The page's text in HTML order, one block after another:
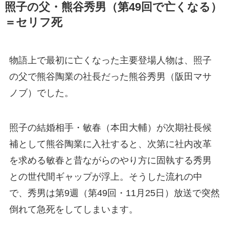
照子の父・熊谷秀男（第49回で亡くなる）
＝セリフ死
物語上で最初に亡くなった主要登場人物は、照子
の父で熊谷陶業の社長だった熊谷秀男（阪田マサ
ノブ）でした。
照子の結婚相手・敏春（本田大輔）が次期社長候
補として熊谷陶業に入社すると、次第に社内改革
を求める敏春と昔ながらのやり方に固執する秀男
との世代間ギャップが浮上。そうした流れの中
で、秀男は第9週（第49回・11月25日）放送で突然
倒れて急死をしてしまいます。